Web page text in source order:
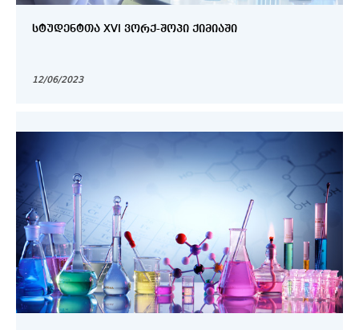
ᲡᲢᲣᲓᲔᲜᲢᲗᲐ XVI ᲕᲝᲠᲥ-ᲨᲝᲞᲘ ᲥᲘᲛᲘᲐᲨᲘ
12/06/2023